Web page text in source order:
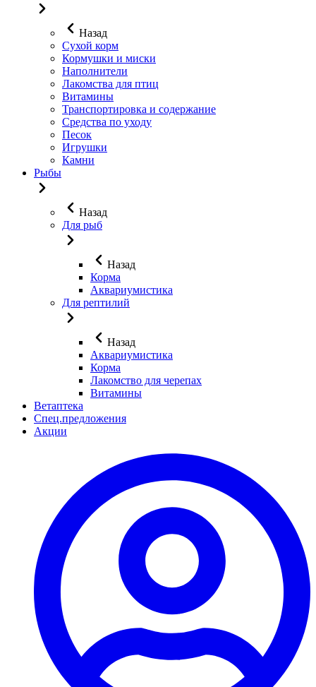
Назад
Сухой корм
Кормушки и миски
Наполнители
Лакомства для птиц
Витамины
Транспортировка и содержание
Средства по уходу
Песок
Игрушки
Камни
Рыбы
Назад
Для рыб
Назад
Корма
Аквариумистика
Для рептилий
Назад
Аквариумистика
Корма
Лакомство для черепах
Витамины
Ветаптека
Спец.предложения
Акции